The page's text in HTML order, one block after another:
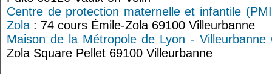
Centre de protection maternelle et infantile
Zola : 74 cours Émile-Zola 69100 Villeurbanne
Maison de la Métropole de Lyon - Villeurbanne
Zola Square Pellet 69100 Villeurbanne